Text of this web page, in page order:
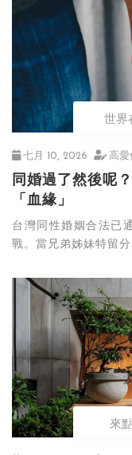
世界
七月 10, 2026 高愛
同婚過了然後呢
「血緣」
台灣同性婚姻合法已
戰。當兄弟姊妹特留
來